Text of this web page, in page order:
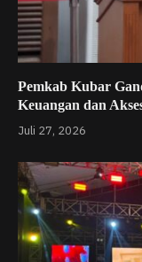
Pemkab Kubar
Keuangan dan
Juli 27, 2026